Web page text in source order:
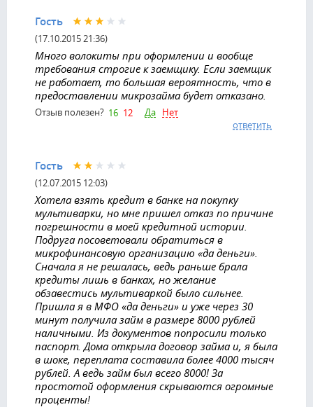
Гость
(17.10.2015 21:36)
Много волокиты при оформлении и вообще
требования строгие к заемщику. Если заемщик
не работает, то большая вероятность, что в
предоставлении микрозайма будет отказано.
Отзыв полезен? 16 12 Да Нет
ответить
Гость
(12.07.2015 12:03)
Хотела взять кредит в банке на покупку
мультиварки, но мне пришел отказ по причине
погрешности в моей кредитной истории.
Подруга посоветовали обратиться в
микрофинансовую организацию «да деньги».
Сначала я не решалась, ведь раньше брала
кредиты лишь в банках, но желание
обзавестись мультиваркой было сильнее.
Пришла я в МФО «да деньги» и уже через 30
минут получила займ в размере 8000 рублей
наличными. Из документов попросили только
паспорт. Дома открыла договор займа и, я была
в шоке, переплата составила более 4000 тысяч
рублей. А ведь займ был всего 8000! За
простотой оформления скрываются огромные
проценты!